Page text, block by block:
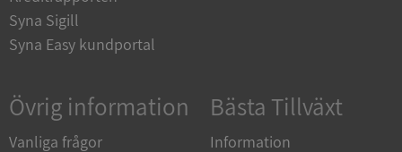
Syna Sigill
Syna Easy kundportal
Övrig information
Vanliga frågor
Bästa Tillväxt
Information
ARRAffinity